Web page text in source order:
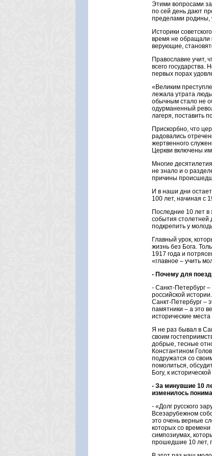
Этими вопросами
по сей день дают
пределами родины,
Историки
время не обращали
верующие,
Православие учит,
всего
первых порах
«Великим
лежала утрата
обычным стало не
одурманенный
лагеря, поставить
Прискорбно, что
радовались
жертвенного
Церкви включены
Многие
не знало и о
причины
И в наши дни
100 лет, начиная с
Последние 10 лет в
события столетней
подкрепить у
Главный урок,
жизнь без Бога.
1917 года и
«главное – учить
- Почему для
- Санкт-Петербург
российской истории.
Санкт-Петербург –
памятники – а это
исторические
Я не раз бывал в
своим
добрые, тесные
Константином
подружатся со
помолиться,
Богу, к
- За минувшие 10
изменилось
- «Долг русского
Всезарубежном
это очень верные
которых со
симпозиумах,
прошедшие 10 лет,